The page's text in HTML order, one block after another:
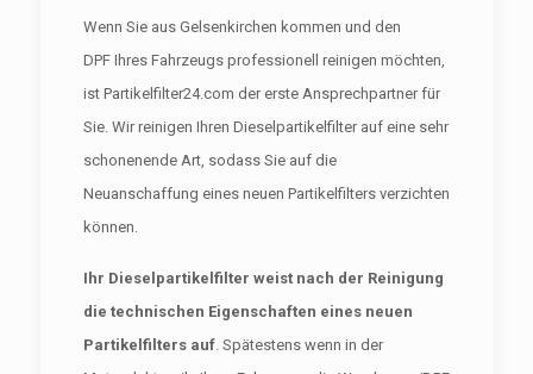
Wenn Sie aus Gelsenkirchen kommen und den
DPF Ihres Fahrzeugs professionell reinigen möchten,
ist Partikelfilter24.com der erste Ansprechpartner für
Sie. Wir reinigen Ihren Dieselpartikelfilter auf eine sehr
schonenende Art, sodass Sie auf die
Neuanschaffung eines neuen Partikelfilters verzichten
können.
Ihr Dieselpartikelfilter weist nach der Reinigung
die technischen Eigenschaften eines neuen
Partikelfilters auf. Spätestens wenn in der